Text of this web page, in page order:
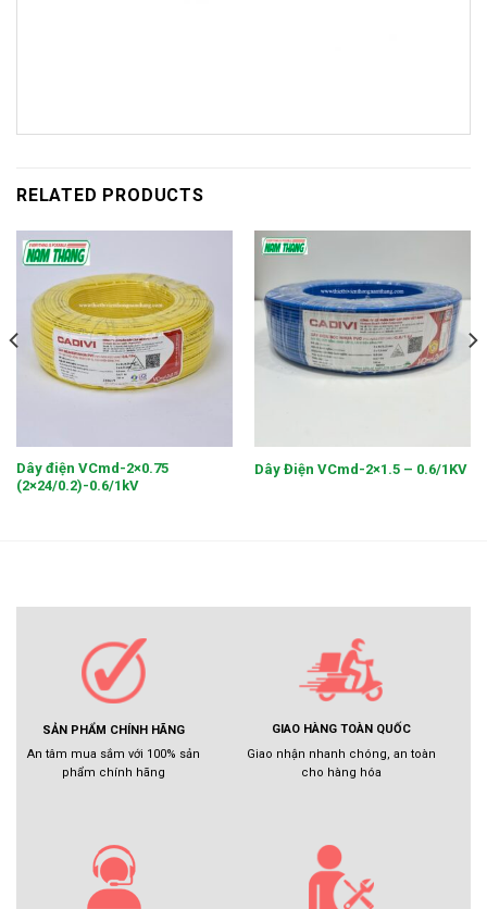
RELATED PRODUCTS
Dây điện VCmd-2×0.75
(2×24/0.2)-0.6/1kV
Dây Điện VCmd-2×1.5 – 0.6/1KV
SẢN PHẨM CHÍNH HÃNG
An tâm mua sắm với 100% sản
phẩm chính hãng
GIAO HÀNG TOÀN QUỐC
Giao nhận nhanh chóng, an toàn
cho hàng hóa